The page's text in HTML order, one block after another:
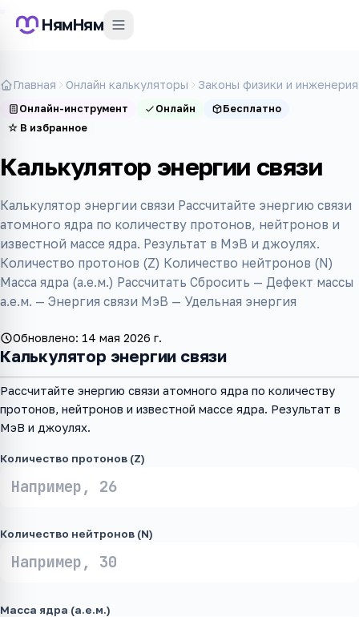
НямНям
Главная Онлайн калькуляторы Законы физики и инженерия
Онлайн-инструмент Онлайн
Бесплатно
☆ В избранное
Калькулятор энергии связи
Калькулятор энергии связи Рассчитайте энергию связи
атомного ядра по количеству протонов, нейтронов и
известной массе ядра. Результат в МэВ и джоулях.
Количество протонов (Z) Количество нейтронов (N)
Масса ядра (а.е.м.) Рассчитать Сбросить — Дефект массы
а.е.м. — Энергия связи МэВ — Удельная энергия
Обновлено: 14 мая 2026 г.
Калькулятор энергии связи
Рассчитайте энергию связи атомного ядра по количеству
протонов, нейтронов и известной массе ядра. Результат в
МэВ и джоулях.
Количество протонов (Z)
Количество нейтронов (N)
Масса ядра (а.е.м.)